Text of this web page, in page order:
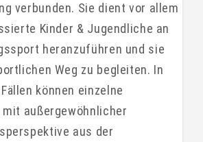
verbunden. Sie dient vor allem
Kinder & Jugendliche an
heranzuführen und sie
Weg zu begleiten. In
können einzelne
außergewöhnlicher
aus der